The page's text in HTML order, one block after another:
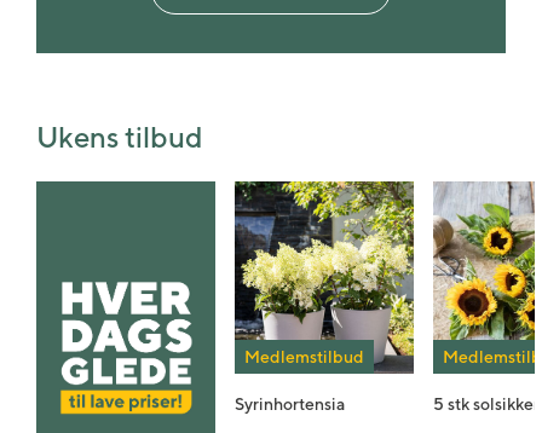
Ukens tilbud
Medlemstilbud
Syrinhortensia 5 stk solsikker